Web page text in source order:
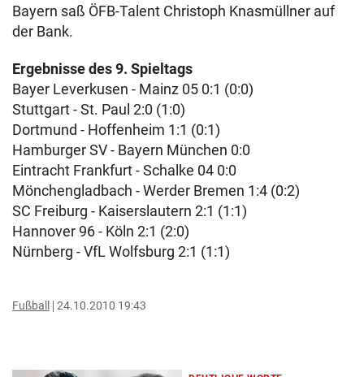
Bayern saß ÖFB-Talent Christoph Knasmüllner auf
der Bank.
Ergebnisse des 9. Spieltags
Bayer Leverkusen - Mainz 05 0:1 (0:0)
Stuttgart - St. Paul 2:0 (1:0)
Dortmund - Hoffenheim 1:1 (0:1)
Hamburger SV - Bayern München 0:0
Eintracht Frankfurt - Schalke 04 0:0
Mönchengladbach - Werder Bremen 1:4 (0:2)
SC Freiburg - Kaiserslautern 2:1 (1:1)
Hannover 96 - Köln 2:1 (2:0)
Nürnberg - VfL Wolfsburg 2:1 (1:1)
Fußball 24.10.2010 19:43